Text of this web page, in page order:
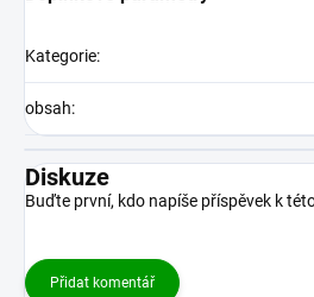
Kategorie:
obsah:
Diskuze
Buďte první, kdo napíše příspěvek k
Přidat komentář